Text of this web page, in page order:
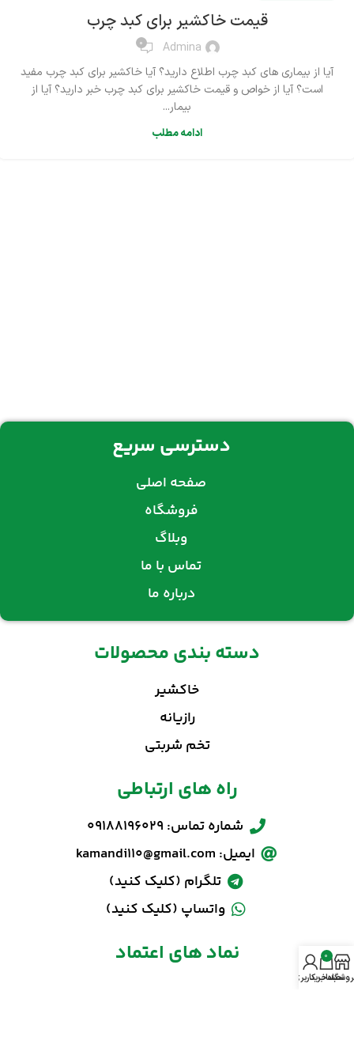
قیمت خاکشیر برای کبد چرب
Admina
0
آیا از بیماری های کبد چرب اطلاع دارید؟ آیا خاکشیر برای کبد چرب مفید
است؟ آیا از خواص و قیمت خاکشیر برای کبد چرب خبر دارید؟ آیا از
بیمار...
ادامه مطلب
دسترسی سریع
صفحه اصلی
فروشگاه
وبلاگ
تماس با ما
درباره ما
دسته بندی محصولات
خاکشیر
رازیانه
تخم شربتی
راه های ارتباطی
شماره تماس: 09188196029
ایمیل: kamandi110@gmail.com
تلگرام (کلیک کنید)
واتساپ (کلیک کنید)
نماد های اعتماد 0
سبد خرید
حساب کاربری من